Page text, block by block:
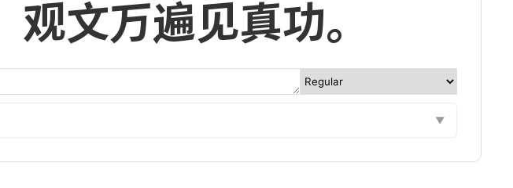
文万遍见真功。
▼